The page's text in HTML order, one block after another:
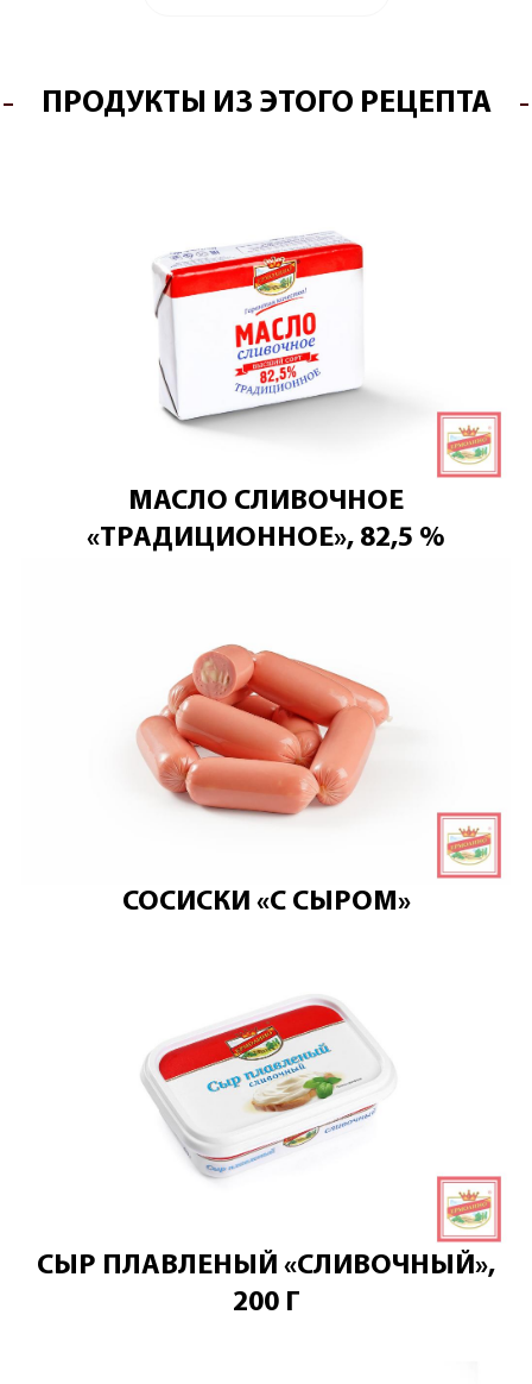
ПРОДУКТЫ ИЗ ЭТОГО РЕЦЕПТА
МАСЛО СЛИВОЧНОЕ
«ТРАДИЦИОННОЕ», 82,5 %
СОСИСКИ «С СЫРОМ»
СЫР ПЛАВЛЕНЫЙ «СЛИВОЧНЫЙ»,
200 Г